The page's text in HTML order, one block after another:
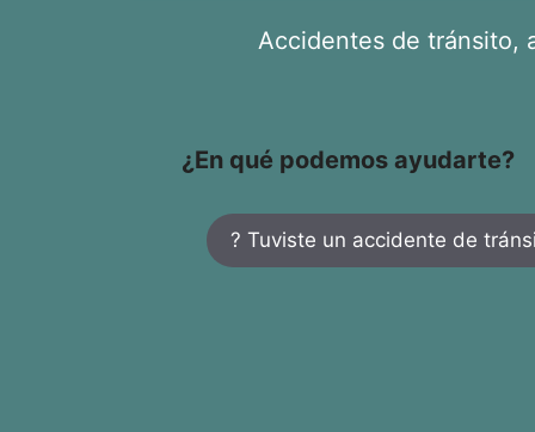
Accidentes de tránsito,
¿En qué podemos ayudarte?
? Tuviste un accidente de